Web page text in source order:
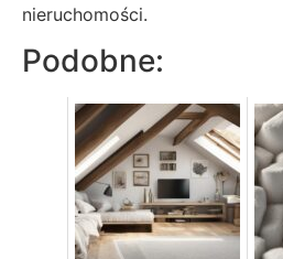
nieruchomości.
Podobne: